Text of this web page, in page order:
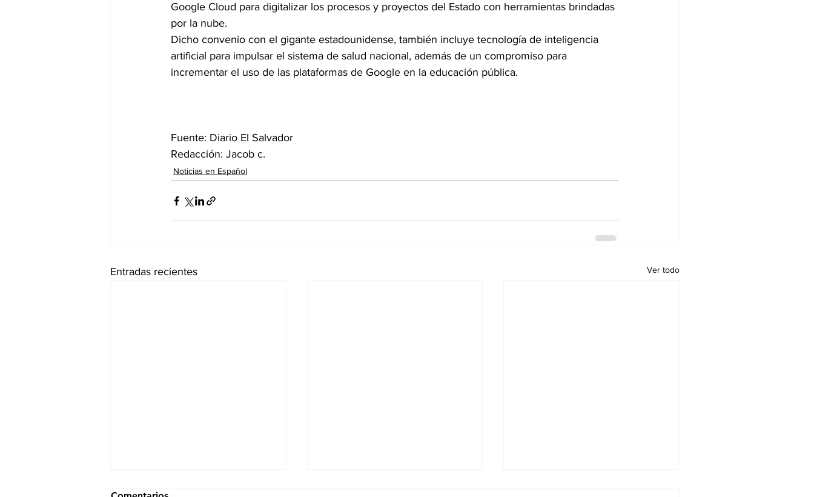
Google Cloud para digitalizar los procesos y proyectos del Estado con herramientas brindadas
por la nube.
Dicho convenio con el gigante estadounidense, también incluye tecnología de inteligencia
artificial para impulsar el sistema de salud nacional, además de un compromiso para
incrementar el uso de las plataformas de Google en la educación pública.
Fuente: Diario El Salvador
Redacción: Jacob c.
Noticias en Español
Entradas recientes Ver todo